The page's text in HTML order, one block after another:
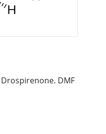
Drospirenone. DMF